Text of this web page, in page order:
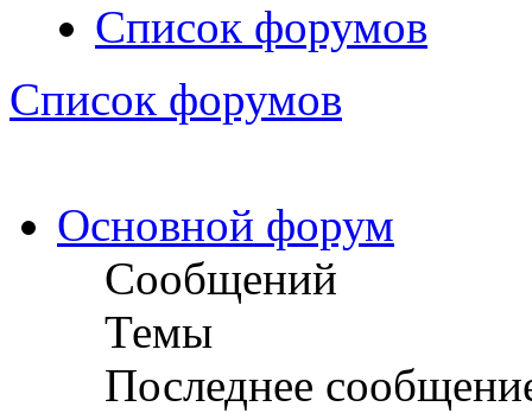
Список форумов
Список форумов
Основной форум
Сообщений
Темы
Последнее